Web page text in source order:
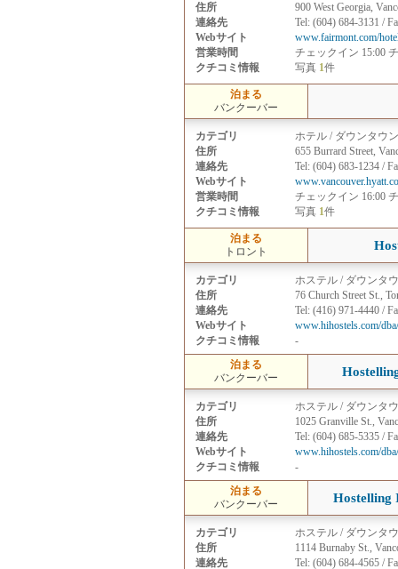
住所
900 West Georgia,
連絡先
Tel: (604) 684-3131 /
Webサイト
www.fairmont.com/
営業時間
チェックイン 15:00
クチコミ情報
写真 1件
泊まる
バンクーバー
カテゴリ
ホテル / ダウンタウン
住所
655 Burrard Street,
連絡先
Tel: (604) 683-1234 /
Webサイト
営業時間
チェックイン 16:00
クチコミ情報
写真 1件
泊まる
トロント
カテゴリ
ホステル / ダウンタ
住所
76 Church Street St.,
連絡先
Tel: (416) 971-4440 /
Webサイト
www.hihostels.com/
クチコミ情報
-
泊まる
バンクーバー
カテゴリ
ホステル / ダウンタ
住所
1025 Granville St.,
連絡先
Tel: (604) 685-5335 /
Webサイト
www.hihostels.com/
クチコミ情報
-
泊まる
バンクーバー
Hostelling
カテゴリ
ホステル / ダウンタ
住所
1114 Burnaby St.,
連絡先
Tel: (604) 684-4565 /